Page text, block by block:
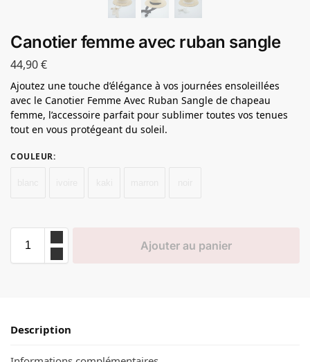
Canotier femme avec ruban sangle
44,90€
Ajoutez une touche d’élégance à vos journées ensoleillées
avec le Canotier Femme Avec Ruban Sangle de chapeau
femme, l’accessoire parfait pour sublimer toutes vos tenues
tout en vous protégeant du soleil.
COULEUR:
Ajouter au panier
Description